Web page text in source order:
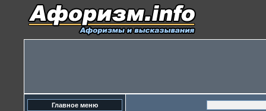
Главное меню